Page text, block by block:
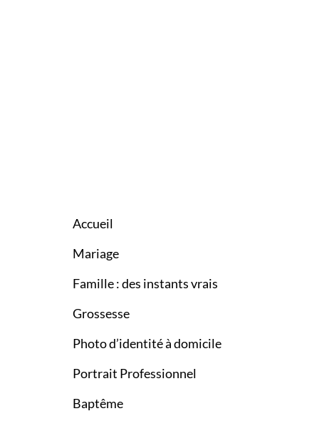
Accueil
Mariage
Famille : des instants vrais
Grossesse
Photo d’identité à domicile
Portrait Professionnel
Baptême